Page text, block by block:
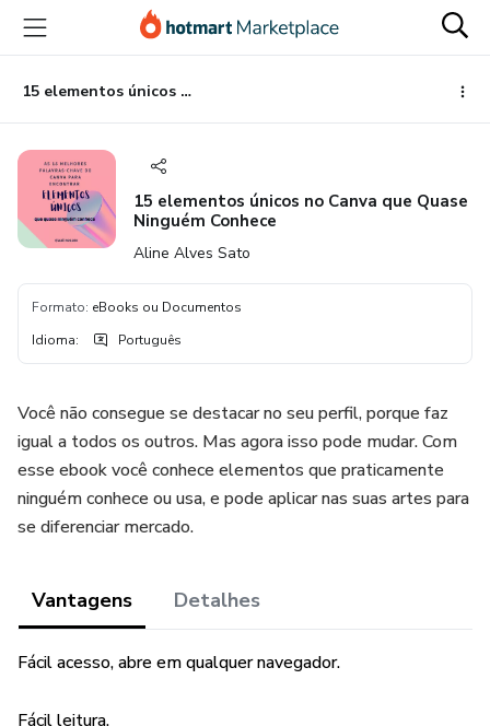
para
conteúdo
principal
para
pagamento
para
rodapé
15 elementos únicos no Canva que Quase Ninguém Conhece
15 elementos únicos no Canva que Quase
Ninguém Conhece
Aline Alves Sato
Formato: eBooks ou Documentos
Idioma: Português
Você não consegue se destacar no seu perfil, porque faz
igual a todos os outros. Mas agora isso pode mudar. Com
esse ebook você conhece elementos que praticamente
ninguém conhece ou usa, e pode aplicar nas suas artes para
se diferenciar mercado.
Vantagens Detalhes
Fácil acesso, abre em qualquer navegador.
Fácil leitura.